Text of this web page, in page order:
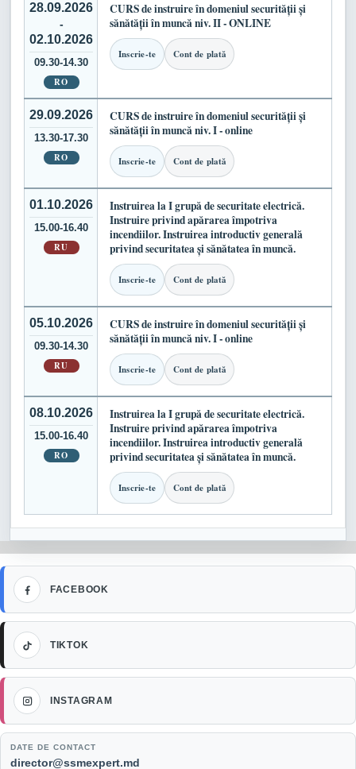
28.09.2026
-
02.10.2026
09.30-14.30
RO
CURS de instruire în domeniul securității și
sănătății în muncă niv. II - ONLINE
Inscrie-te Cont de plată
29.09.2026
13.30-17.30
RO
CURS de instruire în domeniul securității și
sănătății în muncă niv. I - online
Inscrie-te Cont de plată
01.10.2026
15.00-16.40
RU
Instruirea la I grupă de securitate electrică.
Instruire privind apărarea împotriva
incendiilor. Instruirea introductiv generală
privind securitatea și sănătatea în muncă.
Inscrie-te Cont de plată
05.10.2026
09.30-14.30
RU
CURS de instruire în domeniul securității și
sănătății în muncă niv. I - online
Inscrie-te Cont de plată
08.10.2026
15.00-16.40
RO
Instruirea la I grupă de securitate electrică.
Instruire privind apărarea împotriva
incendiilor. Instruirea introductiv generală
privind securitatea și sănătatea în muncă.
Inscrie-te Cont de plată
FACEBOOK
Facebook
DATE DE CONTACT
Email:
director@ssmexpert.md
TIKTOK
TikTok
INSTAGRAM
Instagram